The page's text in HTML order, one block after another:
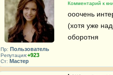
Пр: Пользователь
Репутация:+923
Ст: Мастер
Комментарий к
ооочень
(хотя уже
оборотня